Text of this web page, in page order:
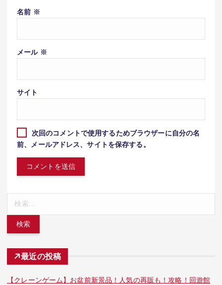
名前 ※
メール ※
サイト
次回のコメントで使用するためブラウザーに自分の名
前、メールアドレス、サイトを保存する。
最近の投稿
【クレーンゲーム】お盆前新景品！人気の再販も！攻略！回遊館